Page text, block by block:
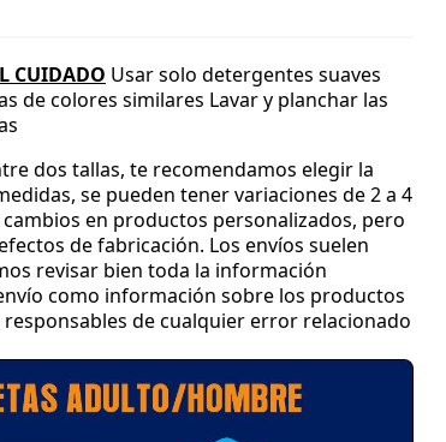
CUIDADO Usar solo detergentes suaves
de colores similares Lavar y planchar las
dos tallas, te recomendamos elegir la
, se pueden tener variaciones de 2 a 4
en productos personalizados, pero
de fabricación. Los envíos suelen
revisar bien toda la información
como información sobre los productos
responsables de cualquier error relacionado